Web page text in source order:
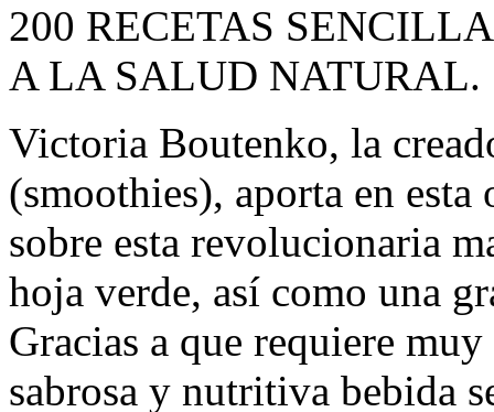
200 RECETAS
A LA SALUD NATURAL.
Victoria Boutenko, la
(smoothies), aporta en
sobre esta revolucionaria
hoja verde, así como una
Gracias a que requiere
sabrosa y nutritiva bebida